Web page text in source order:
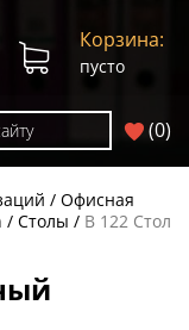
(0)
Корзина:
пусто
Офисная
Столы
B 122 Стол